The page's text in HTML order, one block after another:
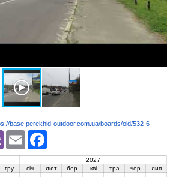
base.perekhid-outdoor.com.ua/boards/oid/532-6
Viber Email
2027
гру січ лют бер кві тра чер лип